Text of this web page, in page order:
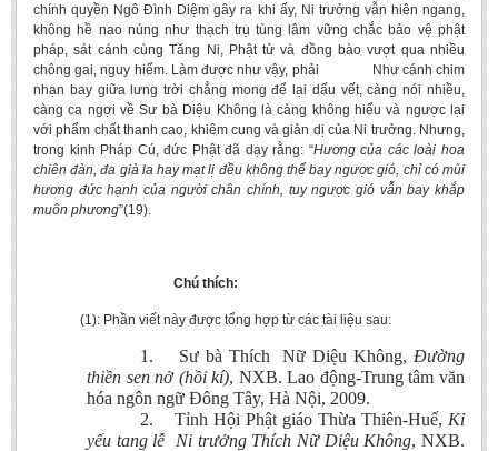
chính quyền Ngô Đình Diệm gây ra khi ấy, Ni trưởng vẫn hiên ngang,
không hề nao núng như thạch trụ tùng lâm vững chắc bảo vệ phật
pháp, sát cánh cùng Tăng Ni, Phật tử và đồng bào vượt qua nhiều
chông gai, nguy hiểm. Làm được như vậy, phải Như cánh chim
nhạn bay giữa lưng trời chẳng mong để lại dấu vết, càng nói nhiều,
càng ca ngợi về Sư bà Diệu Không là càng không hiểu và ngược lại
với phẩm chất thanh cao, khiêm cung và giản dị của Ni trưởng. Nhưng,
trong kinh Pháp Cú, đức Phật đã dạy rằng: “Hương của các loài hoa
chiên đàn, đa già la hay mạt lị đều không thể bay ngược gió, chỉ có mùi
hương đức hạnh của người chân chính, tuy ngược gió vẫn bay khắp
muôn phương”(19).
Chú thích:
(1): Phần viết này được tổng hợp từ các tài liệu sau:
1. Sư bà Thích Nữ Diệu Không,Đường
thiền sen nở (hồi kí), NXB. Lao động-Trung tâm văn
hóa ngôn ngữ Đông Tây, Hà Nội, 2009.
2.
Tỉnh Hội Phật giáo Thừa Thiên-Huế, Kỉ
yếu tang lễ Ni trưởng Thích Nữ Diệu Không, NXB.